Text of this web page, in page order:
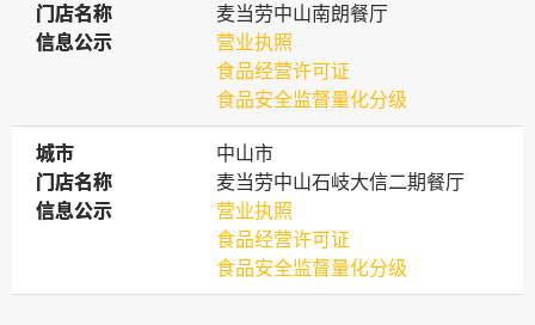
门店名称
门店名称
麦当劳中山南朗餐厅
信息公示
信息公示
营业执照
食品经营许可证
食品安全监督量化分级
城市
城市
中山市
门店名称
门店名称
麦当劳中山石岐大信二期餐厅
信息公示
信息公示
营业执照
食品经营许可证
食品安全监督量化分级